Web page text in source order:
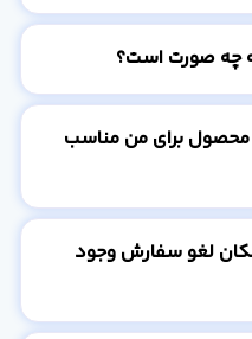
چه صورت است؟
برای من مناسب
لغو سفارش وجود